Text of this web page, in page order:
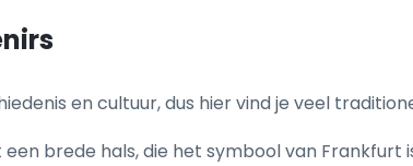
en cultuur, dus hier vind je veel
brede hals, die het symbool van Frankfurt